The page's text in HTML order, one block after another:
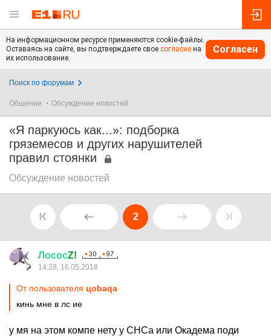
На информационном ресурсе применяются cookie-файлы.
Оставаясь на сайте, вы подтверждаете свое согласие на
их использование.
Согласен
Поиск по форумам
Общение Обсуждение новостей
«Я паркуюсь как...»: подборка
гряземесов и других нарушителей
правил стоянки
Обсуждение новостей
2
ЛососZ!
14:28, 16.05.2018
От пользователя цоbaqa
кинь мне в лс ие
у мя на этом компе нету у СНСа или Окадема поди